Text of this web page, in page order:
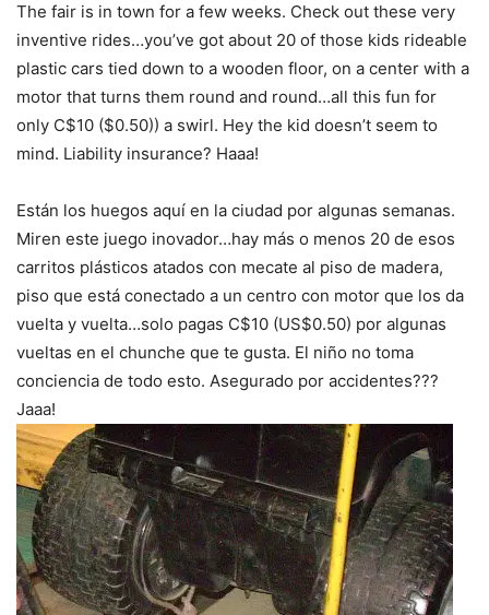
The fair is in town for a few weeks. Check out these very
inventive rides…you’ve got about 20 of those kids rideable
plastic cars tied down to a wooden floor, on a center with a
motor that turns them round and round…all this fun for
only C$10 ($0.50)) a swirl. Hey the kid doesn’t seem to
mind. Liability insurance? Haaa!
Están los huegos aquí en la ciudad por algunas semanas.
Miren este juego inovador…hay más o menos 20 de esos
carritos plásticos atados con mecate al piso de madera,
piso que está conectado a un centro con motor que los da
vuelta y vuelta…solo pagas C$10 (US$0.50) por algunas
vueltas en el chunche que te gusta. El niño no toma
conciencia de todo esto. Asegurado por accidentes???
Jaaa!